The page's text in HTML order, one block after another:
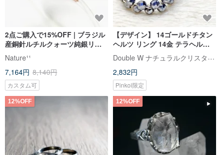
2点ご購入で15%OFF | ブラジル
産銅針ルチルクォーツ純銀リン
グ（キャッツアイ効果）
Nature¹¹
7,164円 8,140円
カスタム可
【デザイン】 14ゴールドチタン
ヘルツ リング 14金 テラヘルツ
ストーン リング
Double W ナチュラルクリスタルクリエーションパビリオン
2,832円
Pinkoi限定
12%OFF 12%OFF